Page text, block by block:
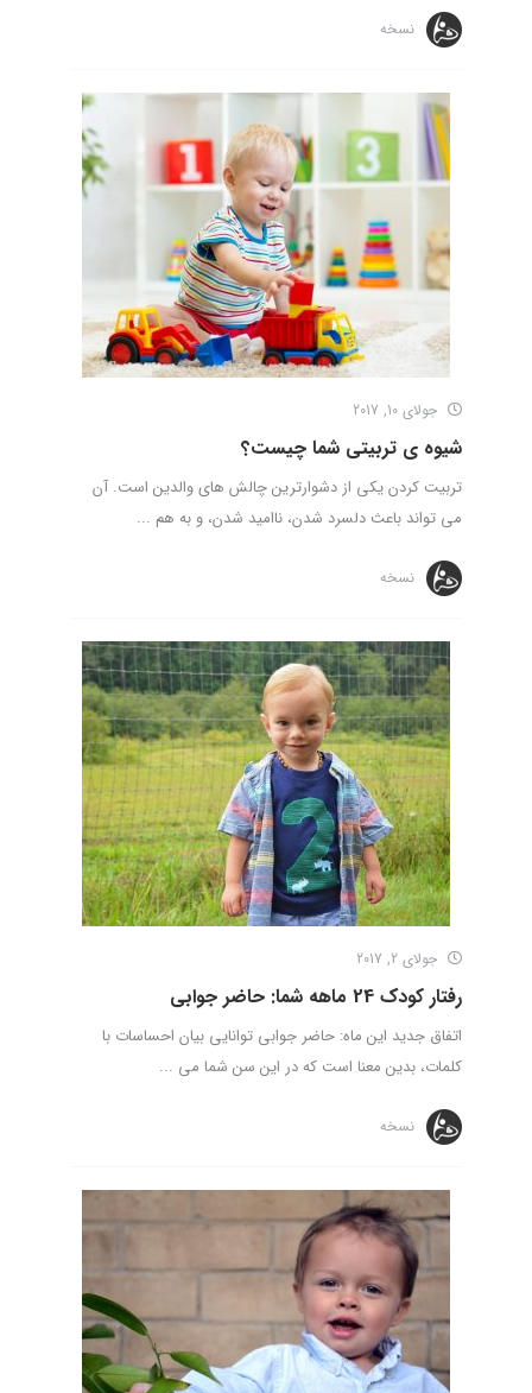
نسخه
جولای 10, 2017
شیوه ی تربیتی شما چیست؟
تربیت کردن یکی از دشوارترین چالش های والدین است. آن
می تواند باعث دلسرد شدن، ناامید شدن، و به هم ...
نسخه
جولای 2, 2017
رفتار کودک 24 ماهه شما: حاضر جوابی
اتفاق جدید این ماه: حاضر جوابی توانایی بیان احساسات با
کلمات، بدین معنا است که در این سن شما می ...
نسخه